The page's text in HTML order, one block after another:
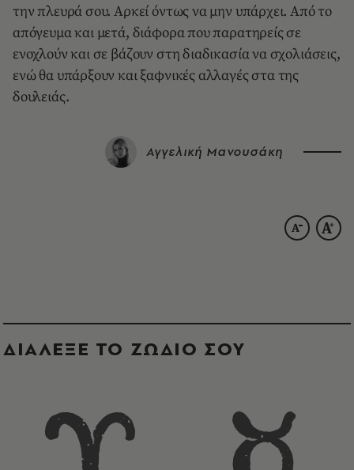
την πλευρά σου. Αρκεί όντως να μην υπάρχει. Από το
απόγευμα και μετά, διάφορα που παρατηρείς σε
ενοχλούν και σε βάζουν στη διαδικασία να σχολιάσεις,
ενώ θα υπάρξουν και ξαφνικές αλλαγές στα της
δουλειάς.
Αγγελική Μανουσάκη
ΔΙΑΛΕΞΕ ΤΟ ΖΩΔΙΟ ΣΟΥ